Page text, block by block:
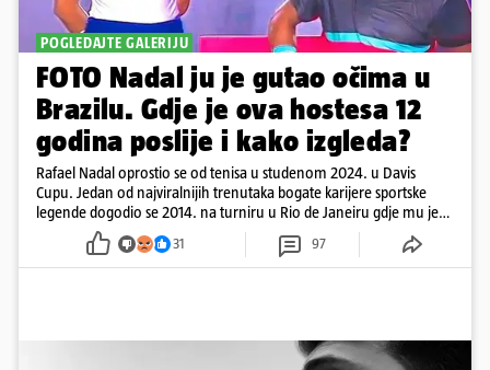
POGLEDAJTE GALERIJU
FOTO Nadal ju je gutao očima u
Brazilu. Gdje je ova hostesa 12
godina poslije i kako izgleda?
Rafael Nadal oprostio se od tenisa u studenom 2024. u Davis
Cupu. Jedan od najviralnijih trenutaka bogate karijere sportske
legende dogodio se 2014. na turniru u Rio de Janeiru gdje mu je
pažnju odvlačila ljepotica iza klupe
31 97